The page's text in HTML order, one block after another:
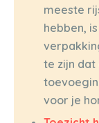
meeste
hebben,
te zijn dat
voor je